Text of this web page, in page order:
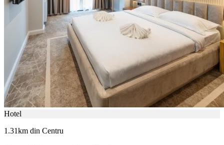
Hotel
1.31km din Centru